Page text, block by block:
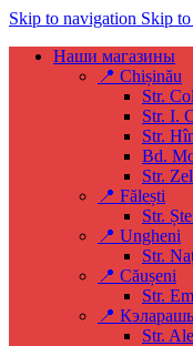
Skip to navigation Skip
Наши магазины
📍 Chișinău
Str.
Str. I.
Str.
Bd.
Str.
📍 Fălești
Str.
📍 Ungheni
Str.
📍 Căușeni
Str.
📍
Str.